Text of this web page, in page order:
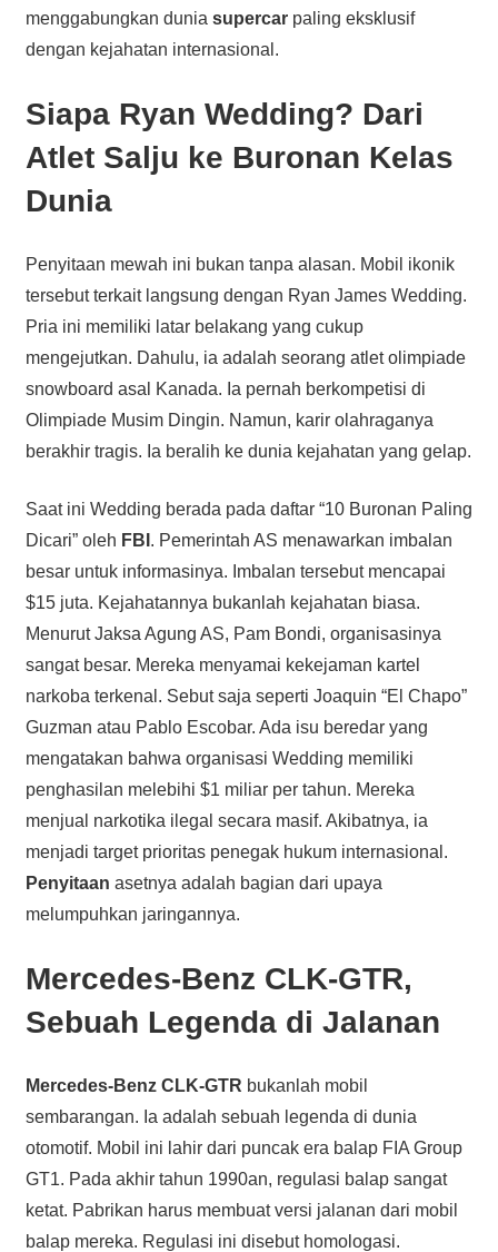
menggabungkan dunia supercarpaling eksklusif
dengan kejahatan internasional.
Siapa Ryan Wedding? Dari
Atlet Salju ke Buronan Kelas
Dunia
Penyitaan mewah ini bukan tanpa alasan. Mobil ikonik
tersebut terkait langsung dengan Ryan James Wedding.
Pria ini memiliki latar belakang yang cukup
mengejutkan. Dahulu, ia adalah seorang atlet olimpiade
snowboard asal Kanada. Ia pernah berkompetisi di
Olimpiade Musim Dingin. Namun, karir olahraganya
berakhir tragis. Ia beralih ke dunia kejahatan yang gelap.
Saat ini Wedding berada pada daftar “10 Buronan Paling
Dicari” oleh FBI . Pemerintah AS menawarkan imbalan
besar untuk informasinya. Imbalan tersebut mencapai
$15 juta. Kejahatannya bukanlah kejahatan biasa.
Menurut Jaksa Agung AS, Pam Bondi, organisasinya
sangat besar. Mereka menyamai kekejaman kartel
narkoba terkenal. Sebut saja seperti Joaquin “El Chapo”
Guzman atau Pablo Escobar. Ada isu beredar yang
mengatakan bahwa organisasi Wedding memiliki
penghasilan melebihi $1 miliar per tahun. Mereka
menjual narkotika ilegal secara masif. Akibatnya, ia
menjadi target prioritas penegak hukum internasional.
Penyitaan asetnya adalah bagian dari upaya
melumpuhkan jaringannya.
Mercedes-Benz CLK-GTR,
Sebuah Legenda di Jalanan
Mercedes-Benz CLK-GTR bukanlah mobil
sembarangan. Ia adalah sebuah legenda di dunia
otomotif. Mobil ini lahir dari puncak era balap FIA Group
GT1. Pada akhir tahun 1990an, regulasi balap sangat
ketat. Pabrikan harus membuat versi jalanan dari mobil
balap mereka. Regulasi ini disebut homologasi.